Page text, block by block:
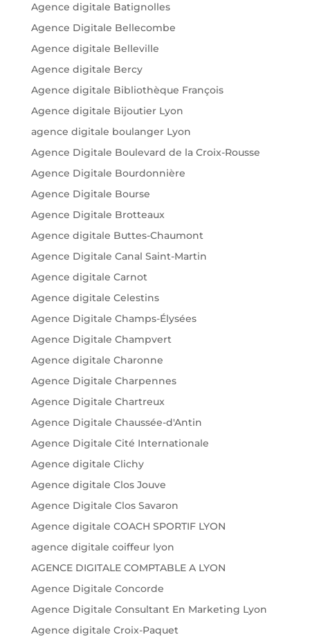
Agence digitale Batignolles
Agence Digitale Bellecombe
Agence digitale Belleville
Agence digitale Bercy
Agence digitale Bibliothèque François
Agence digitale Bijoutier Lyon
agence digitale boulanger Lyon
Agence Digitale Boulevard de la Croix-Rousse
Agence Digitale Bourdonnière
Agence Digitale Bourse
Agence Digitale Brotteaux
Agence digitale Buttes-Chaumont
Agence Digitale Canal Saint-Martin
Agence digitale Carnot
Agence digitale Celestins
Agence Digitale Champs-Élysées
Agence Digitale Champvert
Agence digitale Charonne
Agence Digitale Charpennes
Agence Digitale Chartreux
Agence Digitale Chaussée-d'Antin
Agence Digitale Cité Internationale
Agence digitale Clichy
Agence digitale Clos Jouve
Agence Digitale Clos Savaron
Agence digitale COACH SPORTIF LYON
agence digitale coiffeur lyon
AGENCE DIGITALE COMPTABLE A LYON
Agence Digitale Concorde
Agence Digitale Consultant En Marketing Lyon
Agence digitale Croix-Paquet